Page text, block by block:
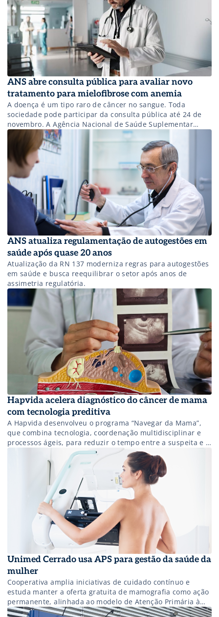
ANS abre consulta pública para avaliar novo
tratamento para mielofibrose com anemia
A doença é um tipo raro de câncer no sangue. Toda
sociedade pode participar da consulta pública até 24 de
novembro. A Agência Nacional de Saúde Suplementar
(ANS) abriu uma consulta pública1 que pode marcar um
avanço importante para a vida de pacientes com
mielofibrose – um tipo de câncer sanguíneo raro e que
tem […]
ANS atualiza regulamentação de autogestões em
saúde após quase 20 anos
Atualização da RN 137 moderniza regras para autogestões
em saúde e busca reequilibrar o setor após anos de
assimetria regulatória.
Hapvida acelera diagnóstico do câncer de mama
com tecnologia preditiva
A Hapvida desenvolveu o programa “Navegar da Mama”,
que combina tecnologia, coordenação multidisciplinar e
processos ágeis, para reduzir o tempo entre a suspeita e a
confirmação de câncer de mama. O projeto, que evoluiu
do piloto “Alerta Rosa” iniciado em Fortaleza, em 2023, já
diminuiu em 75% o tempo médio de diagnóstico,
passou de 136 para 36 dias, com meta de alcançar os […]
Unimed Cerrado usa APS para gestão da saúde da
mulher
Cooperativa amplia iniciativas de cuidado contínuo e
estuda manter a oferta gratuita de mamografia como ação
permanente, alinhada ao modelo de Atenção Primária à
Saúde.